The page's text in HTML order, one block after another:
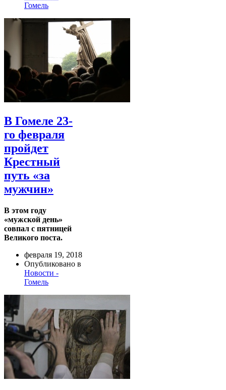
Гомель
В Гомеле 23-
го февраля
пройдет
Крестный
путь «за
мужчин»
В этом году
«мужской день»
совпал с пятницей
Великого поста.
февраля 19, 2018
Опубликовано в
Новости -
Гомель